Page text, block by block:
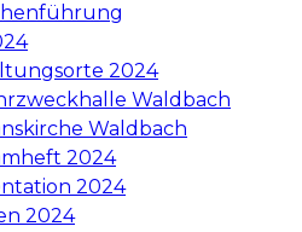
2024
Waldbach
Waldbach
2024
2024
2024